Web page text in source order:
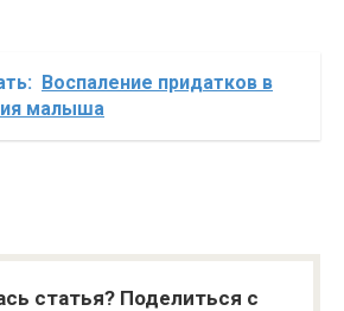
Воспаление придатков в
малыша
статья? Поделиться с